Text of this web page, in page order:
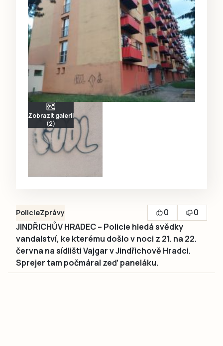
Zobrazit galerii
(2)
PolicieZprávy 0
0
JINDŘICHŮV HRADEC – Policie hledá svědky
vandalství, ke kterému došlo v noci z 21. na 22.
června na sídlišti Vajgar v Jindřichově Hradci.
Sprejer tam počmáral zeď paneláku.